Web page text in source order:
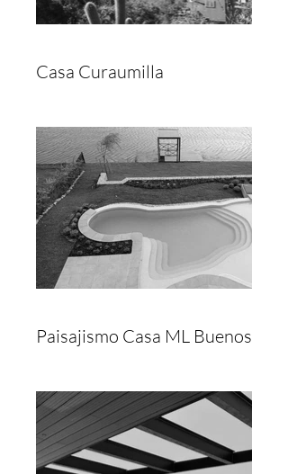
Casa Curaumilla
Paisajismo Casa ML Buenos Aires